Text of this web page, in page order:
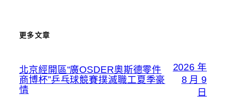
更多文章
北京經開區“廣OSDER奧斯德零件
商博杯”乒乓球競賽撲滅職工夏季豪
情
2026 年
8 月 9
日